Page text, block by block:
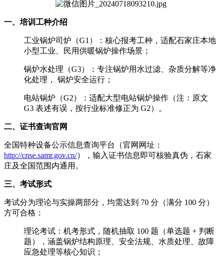
一、培训工种介绍
工业锅炉司炉（G1）：核心报考工种，适配石家庄本地
小型工业、民用供暖锅炉操作场景；
锅炉水处理（G3）：专注锅炉用水过滤、杂质分解等净
化处理， 锅炉安全运行；
电站锅炉（G2）：适配大型电站锅炉操作（注：原文
G3 表述有误，按行业标准修正为 G2）。
二、证书查询官网
全国特种设备公示信息查询平台（官网网址：
http://cnse.samr.gov.cn/），输入证书信息即可核验真伪，石家
庄及全国范围内通用。
三、考试形式
考试分为理论与实操两部分，均需达到 70 分（满分 100 分）
方可合格：
理论考试：机考形式，随机抽取 100 题（单选题 + 判断
题），涵盖锅炉结构原理、安全法规、水质处理、故障
应急处理等核心知识；